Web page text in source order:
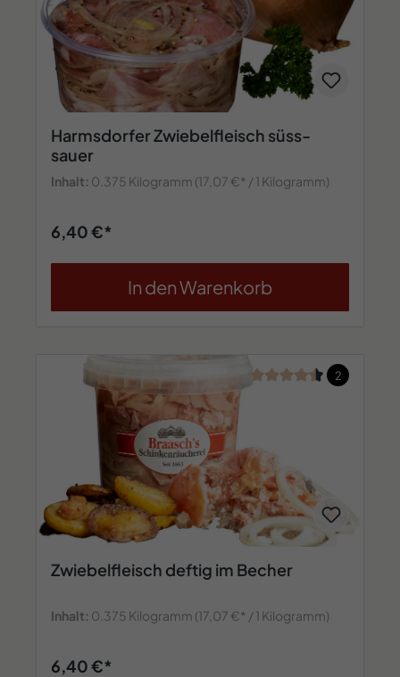
Harmsdorfer Zwiebelfleisch süss-
sauer
Inhalt: 0.375 Kilogramm (17,07 €* / 1 Kilogramm)
6,40 €*
In den Warenkorb
Durchschnittliche
2
Zwiebelfleisch deftig im Becher
Inhalt: 0.375 Kilogramm (17,07 €* / 1 Kilogramm)
6,40 €*